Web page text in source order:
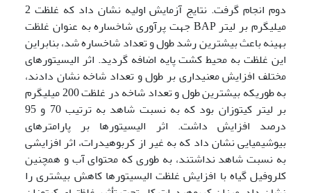
دوم انجام گرفت. نتایج آزمایش اولیه نشان داد که غلظت 2
میلی­گرم بر لیتر BAP جهت پرآوری شاخساره به عنوان غلظت
بهینه باعث بیشترین رشد طول و تعداد شاخساره شد، بنابراین
این غلظت به محیط کشت پایه اضافه گردید. اثر الیسیتورهای
مختلف افزایش معنی­داری بر طول و تعداد شاخه نشان دادند،
به طوری­که بیشترین طول و تعداد شاخه در غلظت 200 میلی­گرم
بر لیتر کیتوزان بود که به نسبت شاهد به ترتیب 70 و 95
درصد افزایش داشت. اثر الیسیتورها بر پارامترهای
بیوشیمیایی نشان داد که به غیر از کربوهیدرات، اثر افزایشی
به نسبت شاهد نداشتند، به طوری که محتوای آب و همچنین
کلروفیل گیاه با افزایش غلظت الیسیتورها کاهش بیشتری را